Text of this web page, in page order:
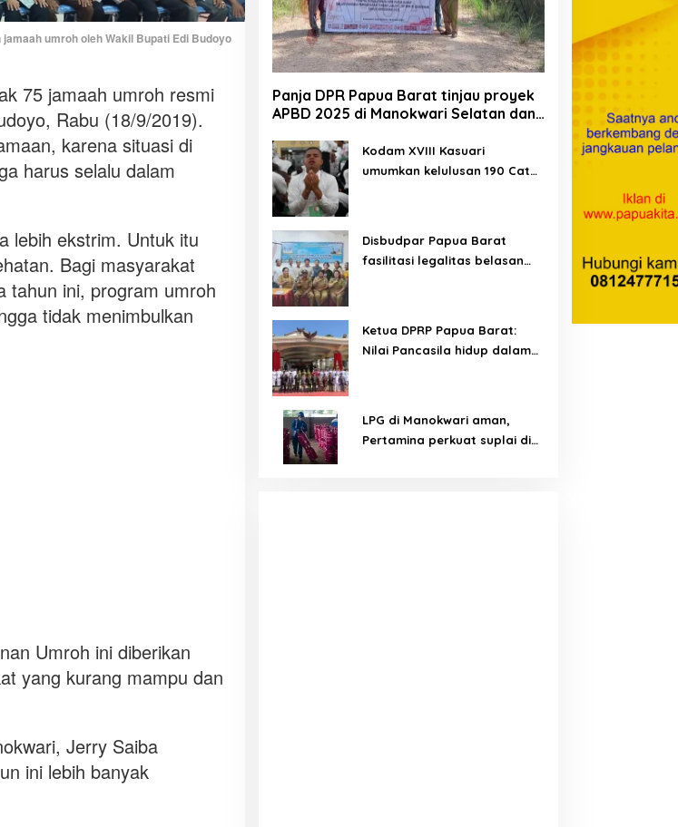
jamaah umroh oleh Wakil Bupati Edi Budoyo
75 jamaah umroh resmi
Rabu (18/9/2019).
karena situasi di
harus selalu dalam
lebih ekstrim. Untuk itu
Bagi masyarakat
tahun ini, program umroh
tidak menimbulkan
Umroh ini diberikan
yang kurang mampu dan
Jerry Saiba
ini lebih banyak
Panja DPR Papua Barat tinjau proyek
APBD 2025 di Manokwari Selatan dan
Kodam XVIII Kasuari
umumkan kelulusan 190 Cata
Disbudpar Papua Barat
fasilitasi legalitas belasan
Ketua DPRP Papua Barat:
Nilai Pancasila hidup dalam
LPG di Manokwari aman,
Pertamina perkuat suplai di